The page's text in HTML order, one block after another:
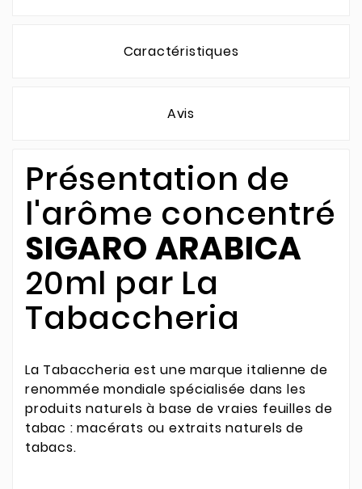
Caractéristiques
Avis
Présentation de
l'arôme concentré
SIGARO ARABICA
20ml par La
Tabaccheria
La Tabaccheria est une marque italienne de
renommée mondiale spécialisée dans les
produits naturels à base de vraies feuilles de
tabac : macérats ou extraits naturels de
tabacs.